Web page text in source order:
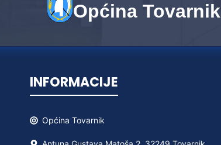
Općina Tovarnik
INFORMACIJE
OpćinaTovarnik